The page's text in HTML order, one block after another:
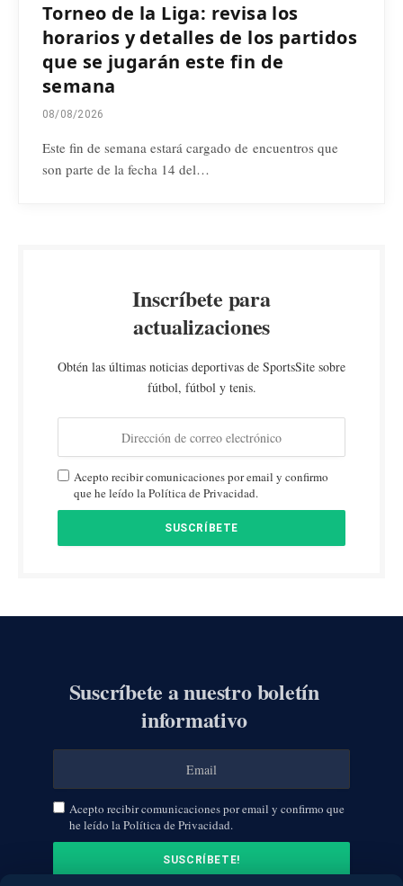
Torneo de la Liga: revisa los
horarios y detalles de los partidos
que se jugarán este fin de
semana
08/08/2026
Este fin de semana estará cargado de encuentros que
son parte de la fecha 14 del…
Inscríbete para
actualizaciones
Obtén las últimas noticias deportivas de SportsSite sobre
fútbol, fútbol y tenis.
Acepto recibir comunicaciones por email y confirmo
que he leído la Política de Privacidad.
Suscríbete a nuestro boletín
informativo
Acepto recibir comunicaciones por email y confirmo que
he leído la Política de Privacidad.